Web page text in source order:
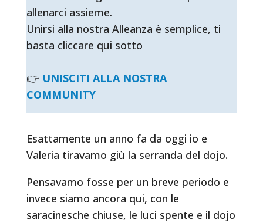
allenarci assieme.
Unirsi alla nostra Alleanza è semplice, ti
basta cliccare qui sotto
👉 UNISCITI ALLA NOSTRA
COMMUNITY
Esattamente un anno fa da oggi io e
Valeria tiravamo giù la serranda del dojo.
Pensavamo fosse per un breve periodo e
invece siamo ancora qui, con le
saracinesche chiuse, le luci spente e il dojo